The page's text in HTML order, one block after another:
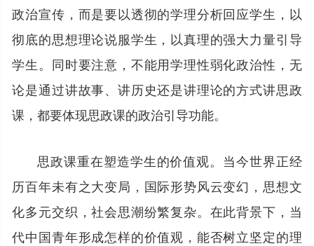
政治宣传，而是要以透彻的学理分析回应学生，以
彻底的思想理论说服学生，以真理的强大力量引导
学生。同时要注意，不能用学理性弱化政治性，无
论是通过讲故事、讲历史还是讲理论的方式讲思政
课，都要体现思政课的政治引导功能。
思政课重在塑造学生的价值观。当今世界正经
历百年未有之大变局，国际形势风云变幻，思想文
化多元交织，社会思潮纷繁复杂。在此背景下，当
代中国青年形成怎样的价值观，能否树立坚定的理